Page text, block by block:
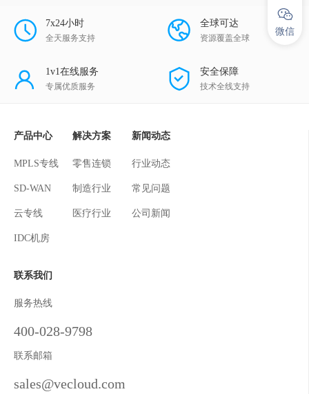
7x24小时
全天服务支持
全球可达
资源覆盖全球
1v1在线服务
专属优质服务
安全保障
技术全线支持
产品中心
MPLS专线
SD-WAN
云专线
IDC机房
解决方案
零售连锁
制造行业
医疗行业
新闻动态
行业动态
常见问题
公司新闻
联系我们
服务热线
400-028-9798
联系邮箱
sales@vecloud.com
微信